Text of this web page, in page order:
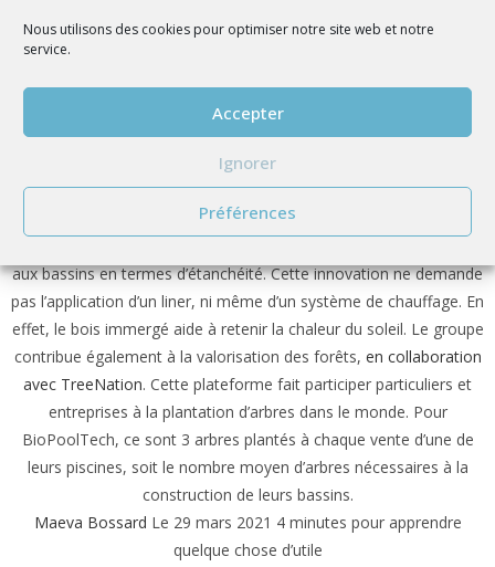
Nous utilisons des cookies pour optimiser notre site web et notre
service.
Accepter
Ignorer
Préférences
BioPoolTech et ses piscines en bois
Développée par une équipe d’ingénieurs experts de
piscines« biologiques »sont fabriquées à base de bois massif qui
n’a subi aucune transformation chimique ou de collage. Le bois
utilisé pour la construction des bassins provient de forêts
françaises durablement gérées. L’utilisation de ce matériau
présente un autre atout majeur pour la production des bassins : il
aux bassins en termes d’étanchéité. Cette innovation ne demande
pas l’application d’un liner, ni même d’un système de chauffage. En
effet, le bois immergé aide à retenir la chaleur du soleil. Le groupe
contribue également à la valorisation des forêts, en collaboration
avec TreeNation. Cette plateforme fait participer particuliers et
entreprises à la plantation d’arbres dans le monde. Pour
BioPoolTech, ce sont 3 arbres plantés à chaque vente d’une de
leurs piscines, soit le nombre moyen d’arbres nécessaires à la
construction de leurs bassins.
Maeva Bossard Le 29 mars 2021 4 minutes pour apprendre
quelque chose d’utile